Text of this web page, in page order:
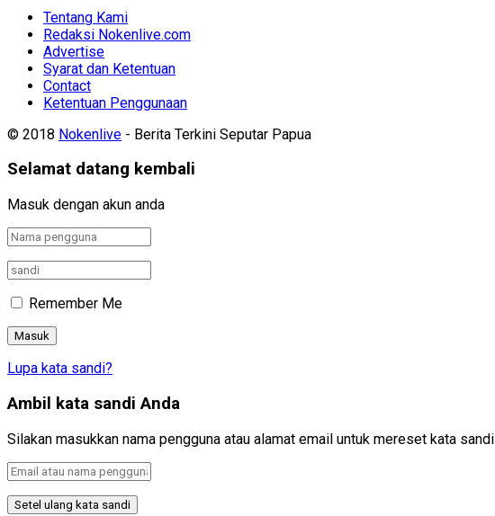
Tentang Kami
Redaksi Nokenlive.com
Advertise
Syarat dan Ketentuan
Contact
Ketentuan Penggunaan
© 2018 Nokenlive - Berita Terkini Seputar Papua
Selamat datang kembali
Masuk dengan akun anda
Remember Me
Lupa kata sandi?
Ambil kata sandi Anda
Silakan masukkan nama pengguna atau alamat email untuk mereset kata sandi